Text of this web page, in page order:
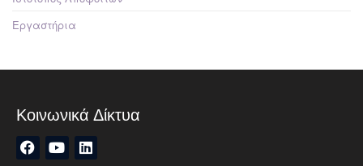
Εργαστήρια
Κοινωνικά Δίκτυα